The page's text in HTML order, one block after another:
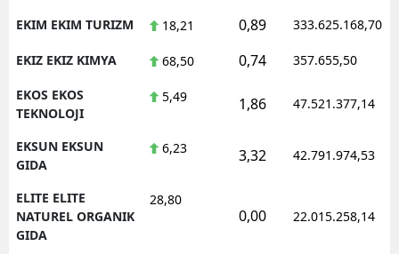
EKIM EKIM TURIZM 18,21 0,89 333.625.168,70
EKIZ EKIZ KIMYA 68,50 0,74 357.655,50
EKOS EKOS
TEKNOLOJI
5,49 1,86 47.521.377,14
EKSUN EKSUN
GIDA
6,23 3,32 42.791.974,53
ELITE ELITE
NATUREL ORGANIK
GIDA
28,80
0,00 22.015.258,14